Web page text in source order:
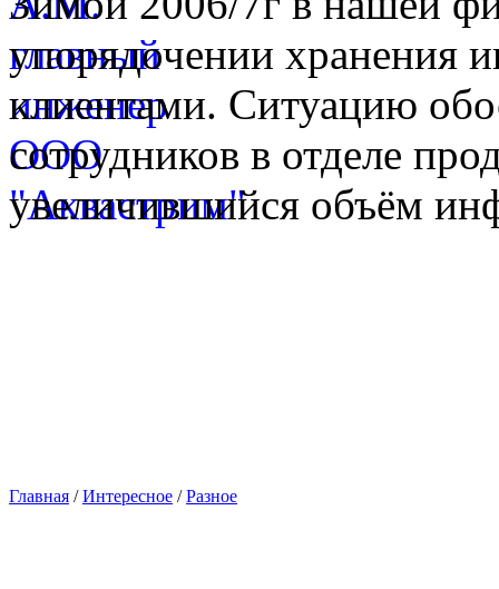
упорядочении хранения
клиентами. Ситуацию
сотрудников в отделе
увеличившийся объём
Главная /Интересное /Разное